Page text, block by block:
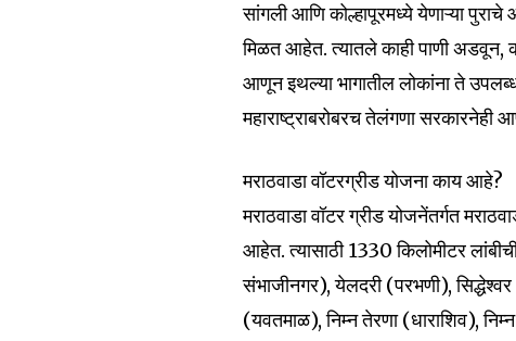
सांगली आणि कोल्हापूरमध्ये येणाऱ्या
मिळत आहेत. त्यातले काही पाणी अडवून,
आणून इथल्या भागातील लोकांना ते
महाराष्ट्राबरोबरच तेलंगणा
मराठवाडा वॉटरग्रीड योजना काय आहे?
मराठवाडा वॉटर ग्रीड योजनेंतर्गत
आहेत. त्यासाठी 1330 किलोमीटर
संभाजीनगर), येलदरी (परभणी),
(यवतमाळ), निम्न तेरणा (धाराशिव),